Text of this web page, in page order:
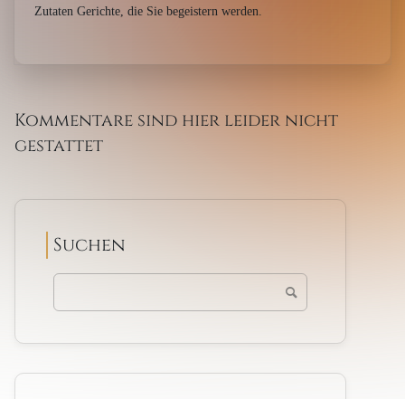
Zutaten Gerichte, die Sie begeistern werden.
Kommentare sind hier leider nicht
gestattet
Suchen